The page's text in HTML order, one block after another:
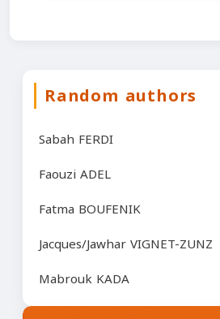
Random authors
Sabah FERDI
Faouzi ADEL
Fatma BOUFENIK
Jacques/Jawhar VIGNET-ZUNZ
Mabrouk KADA